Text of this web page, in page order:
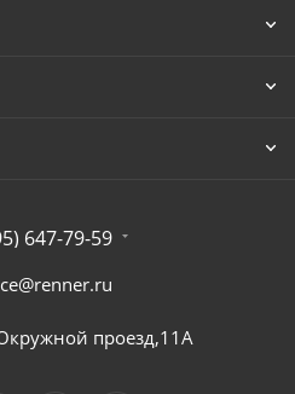
647-79-59
проезд,11А